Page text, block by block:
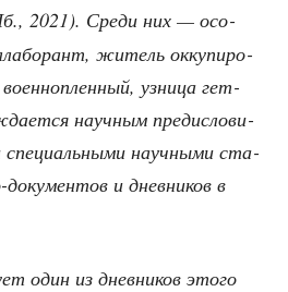
2021). Сре­ди них — осо­
житель окку­пи­ро­
узни­ца гет­
науч­ным пре­ди­сло­ви­
науч­ны­ми ста­
и днев­ни­ков в
один из днев­ни­ков это­го